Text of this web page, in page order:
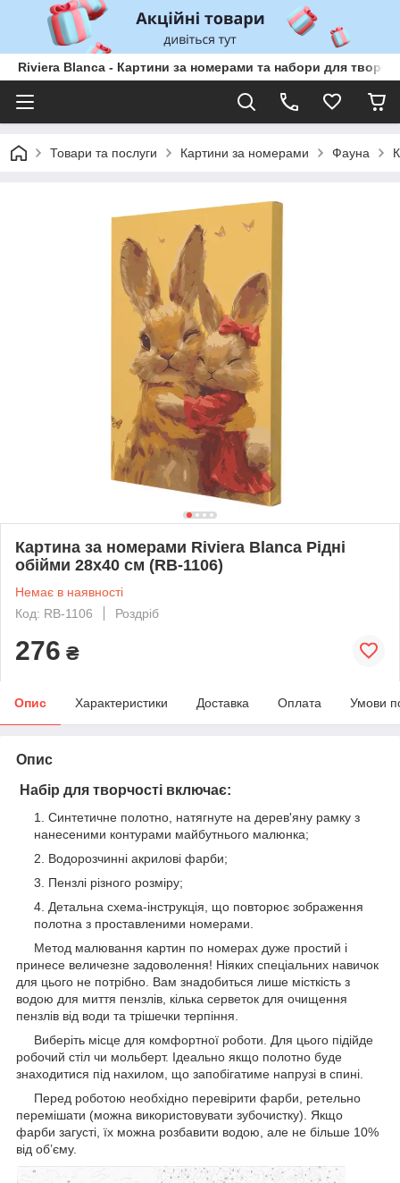
Riviera Blanca - Картини за номерами та набори для
Товари та послуги Картини за номерами Фауна
Картина за номерами Riviera Blanca Рідні
обійми 28x40 см (RB-1106)
Немає в наявності
Код: RB-1106
Роздріб
276 ₴
Опис Характеристики Доставка Оплата Умови
Опис
Набір для творчості включає:
Синтетичне полотно, натягнуте на дерев'яну рамку з
нанесеними контурами майбутнього малюнка;
Водорозчинні акрилові фарби;
Пензлі різного розміру;
Детальна схема-інструкція, що повторює зображення
полотна з проставленими номерами.
Метод малювання картин по номерах дуже простий і
принесе величезне задоволення! Ніяких спеціальних навичок
для цього не потрібно. Вам знадобиться лише місткість з
водою для миття пензлів, кілька серветок для очищення
пензлів від води та трішечки терпіння.
Виберіть місце для комфортної роботи. Для цього підійде
робочий стіл чи мольберт. Ідеально якщо полотно буде
знаходитися під нахилом, що запобігатиме напрузі в спині.
Перед роботою необхідно перевірити фарби, ретельно
перемішати (можна використовувати зубочистку). Якщо
фарби загусті, їх можна розбавити водою, але не більше 10%
від об’єму.